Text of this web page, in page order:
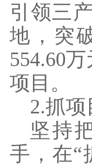
引领三
地，突
554.60万
项目。
2.抓项
坚持
手，在“